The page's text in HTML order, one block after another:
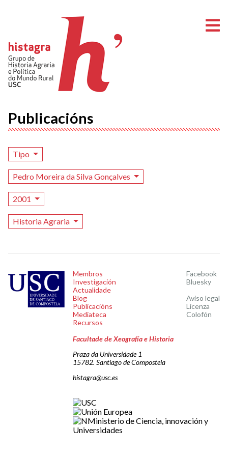
Publicacións
Tipo
Pedro Moreira da Silva Gonçalves
2001
Historia Agraria
Membros
Investigación
Actualidade
Blog
Publicacións
Mediateca
Recursos
Facebook
Bluesky
Aviso legal
Licenza
Colofón
Facultade de Xeografía e Historia
Praza da Universidade 1
15782. Santiago de Compostela
histagra@usc.es